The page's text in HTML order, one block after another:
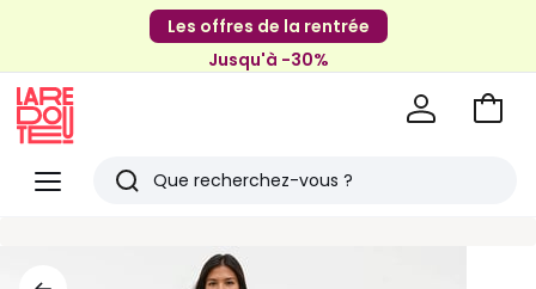
Les offres de la rentrée
Jusqu'à -30%
Menu
Redoute
Rechercher
Aller